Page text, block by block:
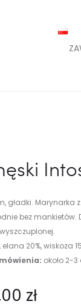
gładki. Marynarka
bez
elana 20%, wiskoza
około 2-3
zł